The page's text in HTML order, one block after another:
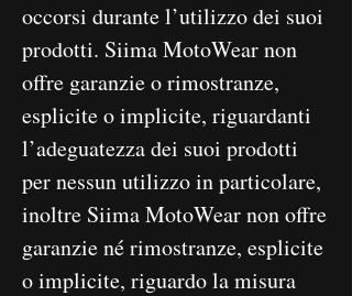
occorsi durante l’utilizzo dei suoi
prodotti. Siima MotoWear non
offre garanzie o rimostranze,
esplicite o implicite, riguardanti
l’adeguatezza dei suoi prodotti
per nessun utilizzo in particolare,
inoltre Siima MotoWear non offre
garanzie né rimostranze, esplicite
o implicite, riguardo la misura